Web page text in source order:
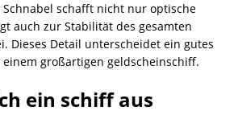
schafft nicht nur optische
auch zur Stabilität des gesamten
Dieses Detail unterscheidet ein gutes
großartigen geldscheinschiff.
ein schiff aus